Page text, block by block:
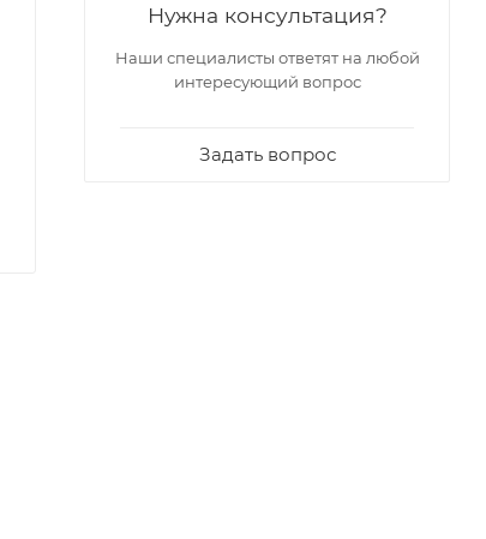
Нужна консультация?
Наши специалисты ответят на любой
интересующий вопрос
Задать вопрос